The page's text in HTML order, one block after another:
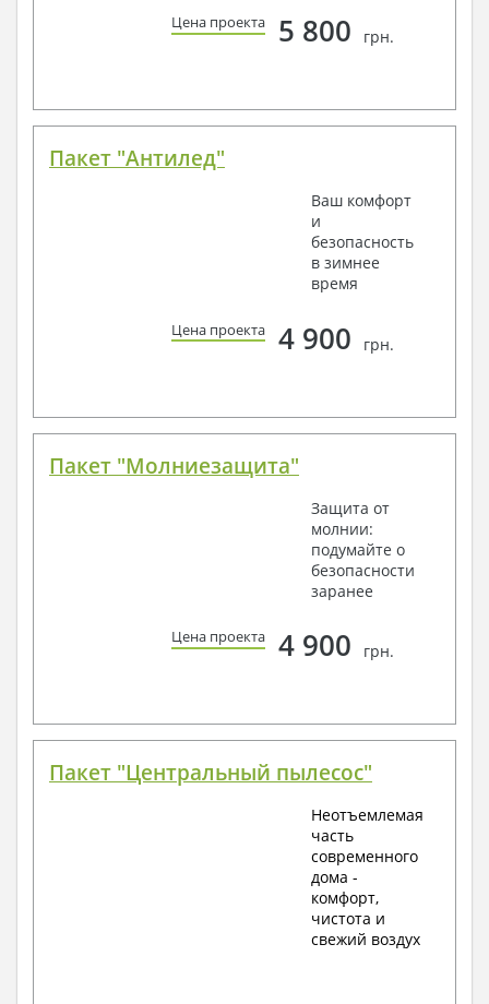
Цена проекта 5 800 грн.
Пакет "Антилед"
Ваш комфорт
и
безопасность
в зимнее
время
Цена проекта 4 900 грн.
Пакет "Молниезащита"
Защита от
молнии:
подумайте о
безопасности
заранее
Цена проекта 4 900 грн.
Пакет "Центральный пылесос"
Неотъемлемая
часть
современного
дома -
комфорт,
чистота и
свежий воздух